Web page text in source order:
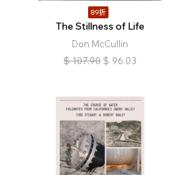
89折
The Stillness of Life
Don McCullin
$ 107.90 $ 96.03